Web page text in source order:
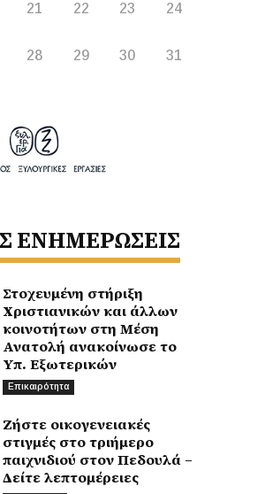
21 22 23 24
28 29 30 31
ΕΝΗΜΕΡΩΣΕΙΣ
Στοχευμένη στήριξη
Χριστιανικών και άλλων
κοινοτήτων στη Μέση
Ανατολή ανακοίνωσε το
Υπ. Εξωτερικών
Επικαιρότητα
Ζήστε οικογενειακές
στιγμές στο τριήμερο
παιχνιδιού στον Πεδουλά –
Δείτε λεπτομέρειες